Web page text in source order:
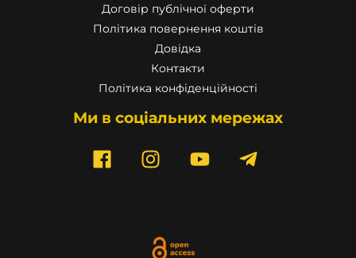
Договір публічної оферти
Політика повернення коштів
Довідка
Контакти
Політика конфіденційності
Ми в соціальних мережах